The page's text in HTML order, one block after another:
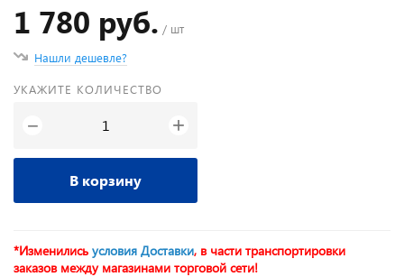
1 780 руб. / шт
Нашли дешевле?
УКАЖИТЕ КОЛИЧЕСТВО
− +
В корзину
*Изменились условия Доставки, в части транспортировки
заказов между магазинами торговой сети!